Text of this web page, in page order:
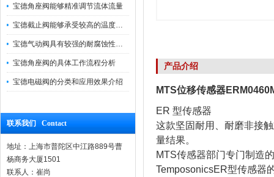
宝德角座阀能够精准调节流体流量
宝德截止阀能够承受较高的温度和压力
宝德气动阀具有较强的耐腐蚀性和抗震性
宝德角座阀的具体工作流程分析
宝德电磁阀的分类和应用效果介绍
联系我们 Contact
地址：上海市普陀区中江路889号曹
杨商务大厦1501
联系人：崔尚
产品介绍
MTS位移传感器
ER 型传感器
这款坚固耐用、耐磨非接
量结果。
MTS传感器部门专门制造
TemposonicsER型传感器